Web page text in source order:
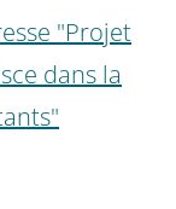
"Projet
dans la